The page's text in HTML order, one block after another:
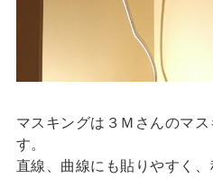
マスキングは３Ｍさんのマ
す。
直線、曲線にも貼りやすく